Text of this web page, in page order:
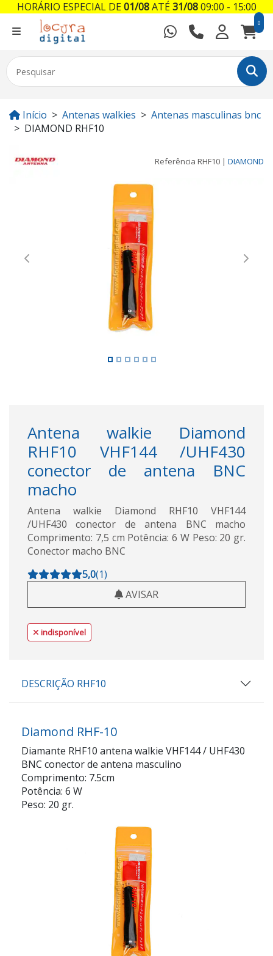
0
Início Antenas walkies
Antenas masculinas bnc
DIAMOND RHF10
Referência RHF10 | DIAMOND
Previous Next
Antena walkie Diamond
RHF10 VHF144 /UHF430
conector de antena BNC
macho
Antena walkie Diamond RHF10 VHF144
/UHF430 conector de antena BNC macho
Comprimento: 7,5 cm Potência: 6 W Peso: 20 gr.
Conector macho BNC
5,0(1)
AVISAR
indisponível
DESCRIÇÃO RHF10
Diamond RHF-10
Diamante RHF10 antena walkie VHF144 / UHF430
BNC conector de antena masculino
Comprimento: 7.5cm
Potência: 6 W
Peso: 20 gr.
HORÁRIO ESPECIAL DE01/08ATÉ31/0809:00 - 15:00